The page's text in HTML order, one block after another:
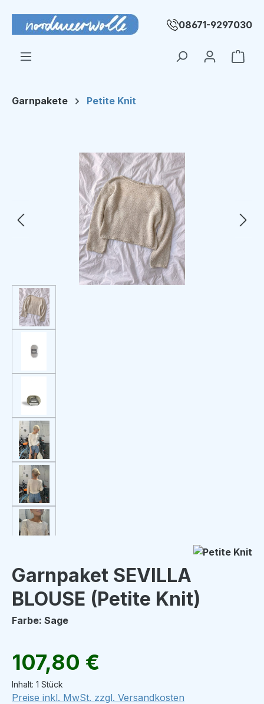
Zum Hauptinhalt springen
08671-9297030
Garnpakete Petite Knit
Bildergalerie überspringen
Garnpaket SEVILLA
BLOUSE (Petite Knit)
Farbe: Sage
Regulärer Preis:
107,80 €
Inhalt: 1 Stück
Preise inkl. MwSt. zzgl. Versandkosten